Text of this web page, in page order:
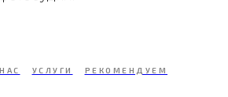
УСЛУГИ РЕКОМЕНДУЕМ